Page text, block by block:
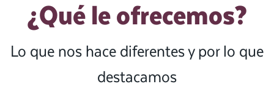
¿Qué le ofrecemos?
Lo que nos hace diferentes y por lo que
destacamos